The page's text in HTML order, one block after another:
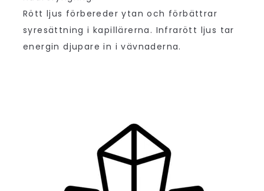
Rött ljus förbereder ytan och förbättrar
syresättning i kapillärerna. Infrarött ljus tar
energin djupare in i vävnaderna.